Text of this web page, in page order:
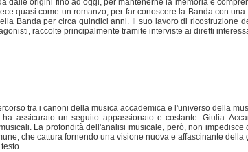
quasi come un romanzo, per far conoscere la Banda con
Banda per circa quindici anni. Il suo lavoro di ricostruzione
raccolte principalmente tramite interviste ai diretti
tra i canoni della musica accademica e l'universo della
assicurato un seguito appassionato e costante. Giulia
La profondità dell'analisi musicale, però, non
che cattura fornendo una visione nuova e affascinante della